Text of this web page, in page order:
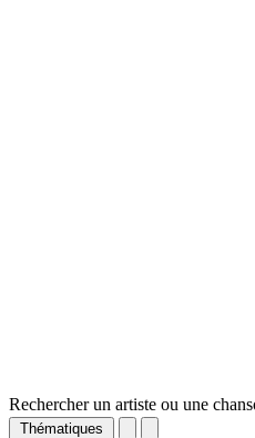
Rechercher un artiste ou une
Thématiques